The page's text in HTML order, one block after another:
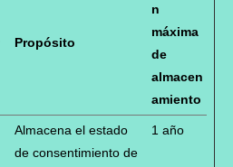
Propósito
n
máxima
de
almacen
amiento
Almacena el estado
de consentimiento de
1 año